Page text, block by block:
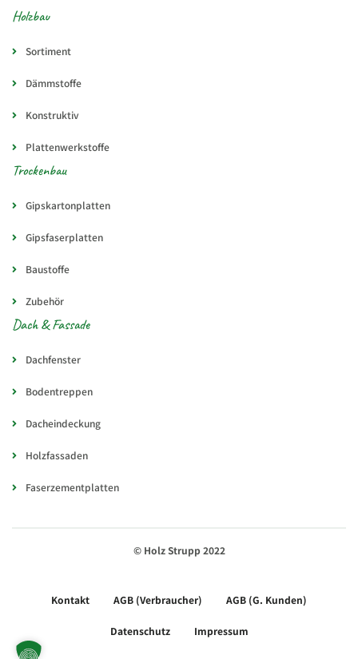
Holzbau
Sortiment
Dämmstoffe
Konstruktiv
Plattenwerkstoffe
Trockenbau
Gipskartonplatten
Gipsfaserplatten
Baustoffe
Zubehör
Dach & Fassade
Dachfenster
Bodentreppen
Dacheindeckung
Holzfassaden
Faserzementplatten
© Holz Strupp 2022
Kontakt AGB (Verbraucher) AGB (G. Kunden)
Datenschutz Impressum